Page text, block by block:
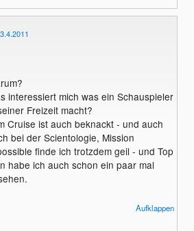
interessiert mich was ein Schauspieler
Freizeit macht?
Cruise ist auch beknackt - und auch
bei der Scientologie, Mission
finde ich trotzdem geil - und Top
habe ich auch schon ein paar mal
Schauspieler ist Charlie gut, und das
Aufklappen